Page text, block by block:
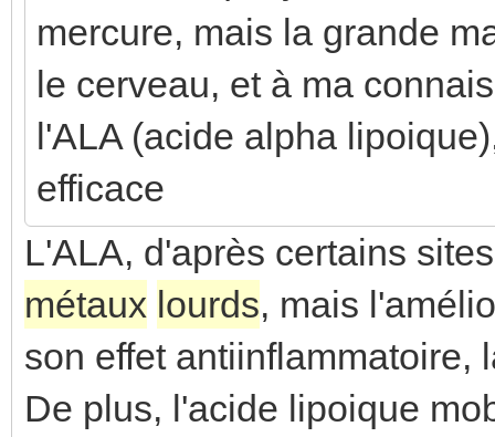
mercure, mais la grande
le cerveau, et à ma
l'ALA (acide alpha
efficace
L'ALA, d'après certains
métaux lourds, mais
son effet antiinflammatoire,
De plus, l'acide lipoique